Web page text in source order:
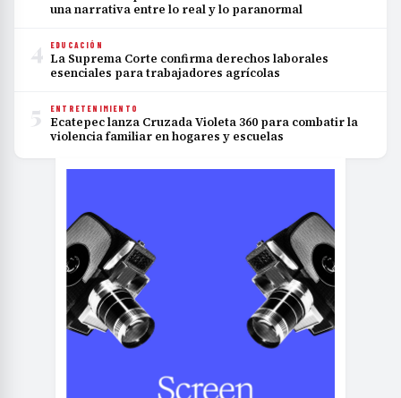
una narrativa entre lo real y lo paranormal
4 EDUCACIÓN
La Suprema Corte confirma derechos laborales
esenciales para trabajadores agrícolas
5 ENTRETENIMIENTO
Ecatepec lanza Cruzada Violeta 360 para combatir la
violencia familiar en hogares y escuelas